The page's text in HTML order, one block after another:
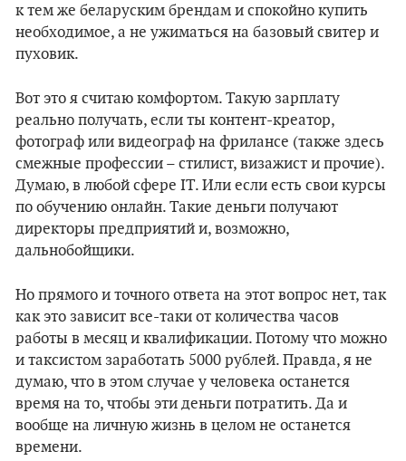
к тем же беларуским брендам и спокойно купить
необходимое, а не ужиматься на базовый свитер и
пуховик.
Вот это я считаю комфортом. Такую зарплату
реально получать, если ты контент-креатор,
фотограф или видеограф на фрилансе (также здесь
смежные профессии – стилист, визажист и прочие).
Думаю, в любой сфере IT. Или если есть свои курсы
по обучению онлайн. Такие деньги получают
директоры предприятий и, возможно,
дальнобойщики.
Но прямого и точного ответа на этот вопрос нет, так
как это зависит все-таки от количества часов
работы в месяц и квалификации. Потому что можно
и таксистом заработать 5000 рублей. Правда, я не
думаю, что в этом случае у человека останется
время на то, чтобы эти деньги потратить. Да и
вообще на личную жизнь в целом не останется
времени.